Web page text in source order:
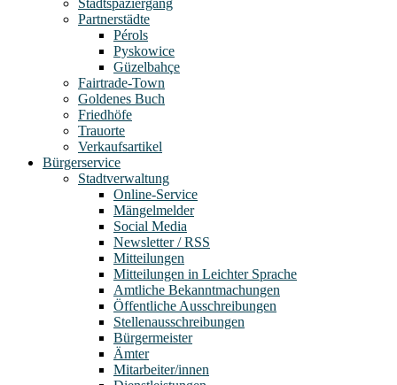
Stadtspaziergang
Partnerstädte
Pérols
Pyskowice
Güzelbahçe
Fairtrade-Town
Goldenes Buch
Friedhöfe
Trauorte
Verkaufsartikel
Bürgerservice
Stadtverwaltung
Online-Service
Mängelmelder
Social Media
Newsletter / RSS
Mitteilungen
Mitteilungen in Leichter Sprache
Amtliche Bekanntmachungen
Öffentliche Ausschreibungen
Stellenausschreibungen
Bürgermeister
Ämter
Mitarbeiter/innen